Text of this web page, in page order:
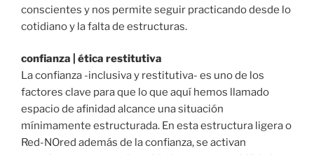
conscientes y nos permite seguir practicando desde lo
cotidiano y la falta de estructuras.
confianza | ética restitutiva
La confianza -inclusiva y restitutiva- es uno de los
factores clave para que lo que aquí hemos llamado
espacio de afinidad alcance una situación
mínimamente estructurada. En esta estructura ligera o
Red-NOred además de la confianza, se activan